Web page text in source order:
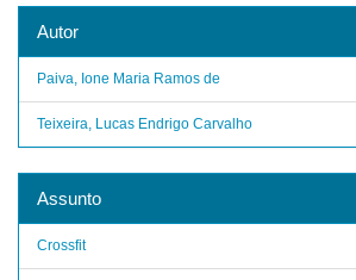
Autor
Paiva, Ione Maria Ramos de
Teixeira, Lucas Endrigo Carvalho
Assunto
Crossfit